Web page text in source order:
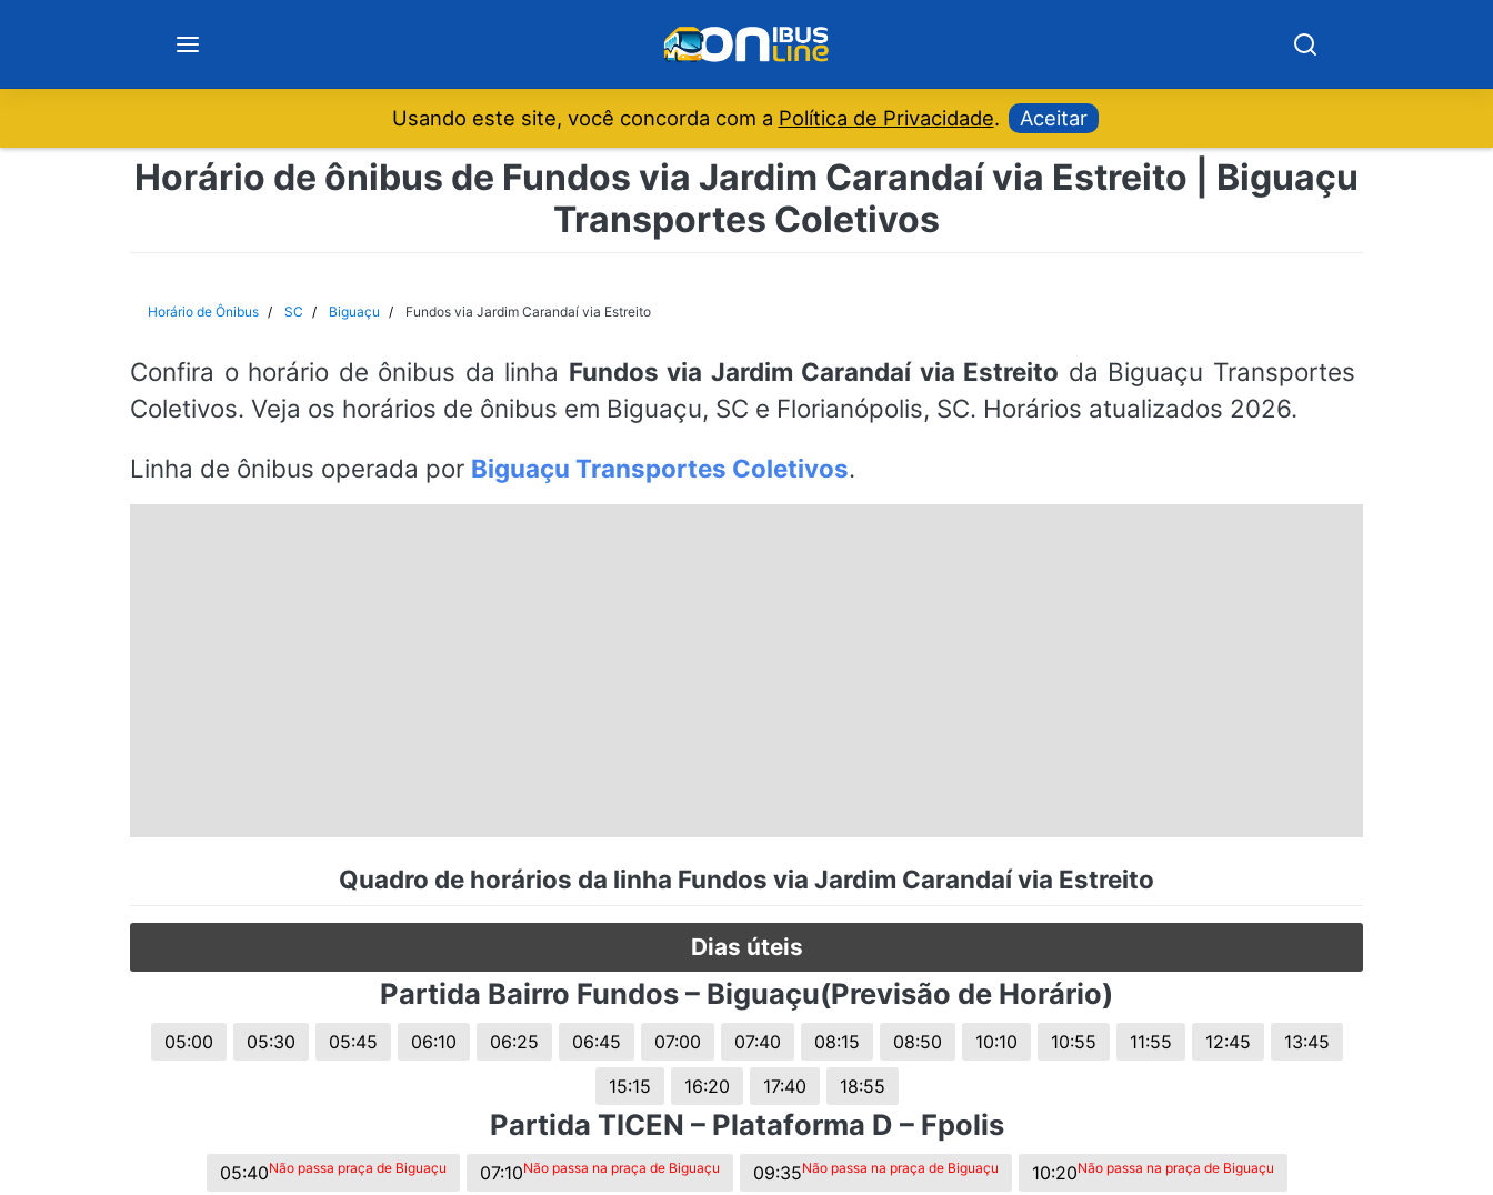
Notícias
São Paulo
Espírito Santo
Usando este site, você concorda com a Política de Privacidade. Aceitar
Horário de ônibus de Fundos via Jardim Carandaí via Estreito | Biguaçu
Transportes Coletivos
Horário de Ônibus SC Biguaçu Fundos via Jardim Carandaí via Estreito
Confira o horário de ônibus da linha Fundos via Jardim Carandaí via Estreito da Biguaçu Transportes
Coletivos. Veja os horários de ônibus em Biguaçu, SC e Florianópolis, SC. Horários atualizados 2026.
Linha de ônibus operada por Biguaçu Transportes Coletivos.
Quadro de horários da linha Fundos via Jardim Carandaí via Estreito
Dias úteis
Partida Bairro Fundos – Biguaçu(Previsão de Horário)
05:00 05:30 05:45 06:10 06:25 06:45 07:00 07:40 08:15 08:50 10:10 10:55 11:55 12:45
13:45
15:15
16:20 17:40 18:55
Partida TICEN – Plataforma D – Fpolis
05:40Não passa praça de Biguaçu 07:10Não passa na praça de Biguaçu 09:35Não passa na praça de Biguaçu 10:20Não passa na praça de Biguaçu